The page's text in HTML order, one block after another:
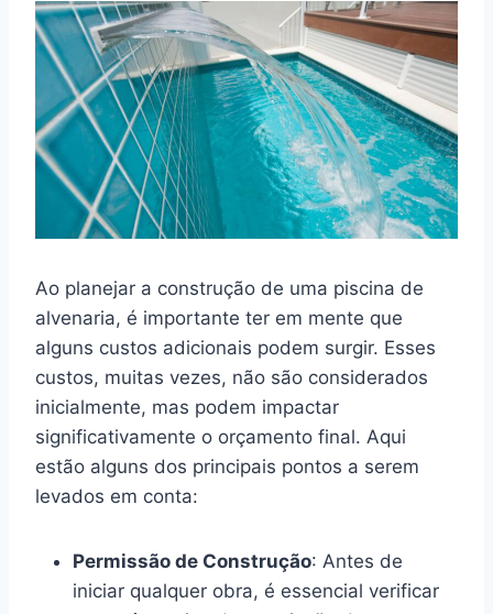
Ao planejar a construção de uma piscina de
alvenaria, é importante ter em mente que
alguns custos adicionais podem surgir. Esses
custos, muitas vezes, não são considerados
inicialmente, mas podem impactar
significativamente o orçamento final. Aqui
estão alguns dos principais pontos a serem
levados em conta:
Permissão de Construção: Antes de
iniciar qualquer obra, é essencial verificar